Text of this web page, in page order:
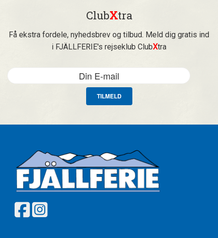
ClubXtra
Få ekstra fordele, nyhedsbrev og tilbud. Meld dig gratis ind
i FJÄLLFERIE's rejseklub ClubXtra
TILMELD